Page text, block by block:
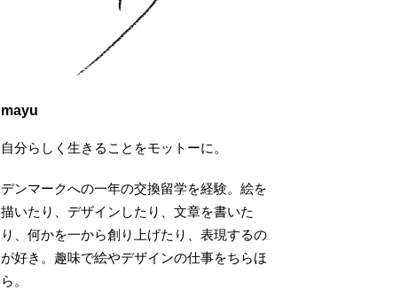
mayu
自分らしく生きることをモットーに。
デンマークへの一年の交換留学を経験。絵を
描いたり、デザインしたり、文章を書いた
り、何かを一から創り上げたり、表現するの
が好き。趣味で絵やデザインの仕事をちらほ
ら。